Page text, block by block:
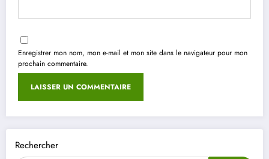
Rechercher
Enregistrer mon nom, mon e-mail et mon site dans le navigateur pour mon
prochain commentaire.